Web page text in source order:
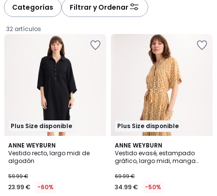
Categorías Filtrar y Ordenar
32 artículos
Plus Size disponible
ANNE WEYBURN
Vestido recto, largo midi de
algodón
€
en
59.99 €
23.99 € -60%
4,3
/ 5
2
Colores
Plus Size disponible
ANNE WEYBURN
Vestido evasé, estampado
gráfico, largo midi, manga
69.99 €
34.99 € -50%
4,3
/ 5